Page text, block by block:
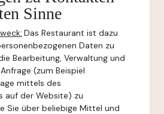
Sinne
Das Restaurant ist dazu
Daten zu
Bearbeitung, Verwaltung und
(zum Beispiel
mittels des
auf der Website) zu
Sie über beliebige Mittel und